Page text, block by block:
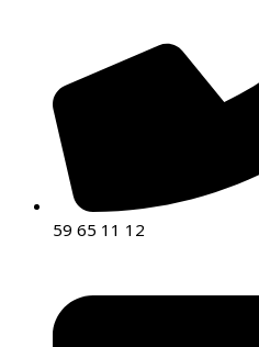
59 65 11 12